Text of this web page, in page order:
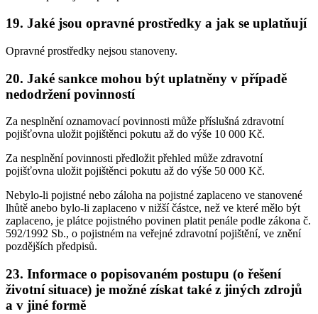
19. Jaké jsou opravné prostředky a jak se uplatňují
Opravné prostředky nejsou stanoveny.
20. Jaké sankce mohou být uplatněny v případě
nedodržení povinností
Za nesplnění oznamovací povinnosti může příslušná zdravotní
pojišťovna uložit pojištěnci pokutu až do výše 10 000 Kč.
Za nesplnění povinnosti předložit přehled může zdravotní
pojišťovna uložit pojištěnci pokutu až do výše 50 000 Kč.
Nebylo-li pojistné nebo záloha na pojistné zaplaceno ve stanovené
lhůtě anebo bylo-li zaplaceno v nižší částce, než ve které mělo být
zaplaceno, je plátce pojistného povinen platit penále podle zákona č.
592/1992 Sb., o pojistném na veřejné zdravotní pojištění, ve znění
pozdějších předpisů.
23. Informace o popisovaném postupu (o řešení
životní situace) je možné získat také z jiných zdrojů
a v jiné formě